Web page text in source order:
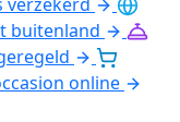
buitenland
online